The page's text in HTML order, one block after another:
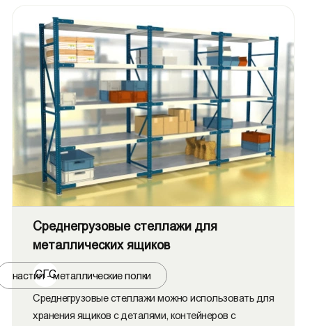
Среднегрузовые стеллажи для
металлических ящиков
СГС
настил - металлические полки
Среднегрузовые стеллажи можно использовать для
хранения ящиков с деталями, контейнеров с